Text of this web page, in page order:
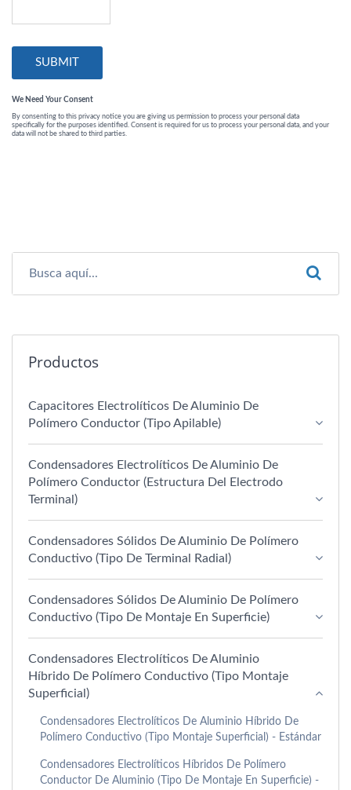
Productos
Capacitores Electrolíticos De Aluminio De
Polímero Conductor (tipo Apilable)
Condensadores Electrolíticos De Aluminio De
Polímero Conductor (estructura Del Electrodo
Terminal)
Condensadores Sólidos De Aluminio De Polímero
Conductivo (Tipo De Terminal Radial)
Condensadores Sólidos De Aluminio De Polímero
Conductivo (Tipo De Montaje En Superficie)
Condensadores Electrolíticos De Aluminio
Híbrido De Polímero Conductivo (Tipo Montaje
Superficial)
Condensadores Electrolíticos De Aluminio Híbrido De
Polímero Conductivo (Tipo Montaje Superficial) - Estándar
Condensadores Electrolíticos Híbridos De Polímero
Conductor De Aluminio (tipo De Montaje En Superficie) -